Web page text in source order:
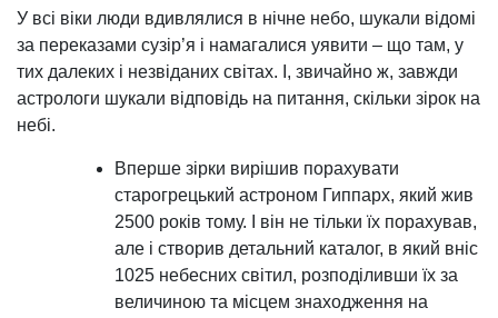
У всі віки люди вдивлялися в нічне небо, шукали відомі
за переказами сузір’я і намагалися уявити – що там, у
тих далеких і незвіданих світах. І, звичайно ж, завжди
астрологи шукали відповідь на питання, скільки зірок на
небі.
Вперше зірки вирішив порахувати
старогрецький астроном Гиппарх, який жив
2500 років тому. І він не тільки їх порахував,
але і створив детальний каталог, в який вніс
1025 небесних світил, розподіливши їх за
величиною та місцем знаходження на